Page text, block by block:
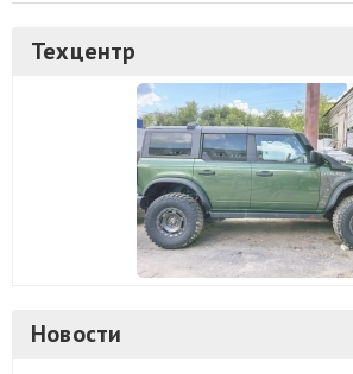
Техцентр
Новости